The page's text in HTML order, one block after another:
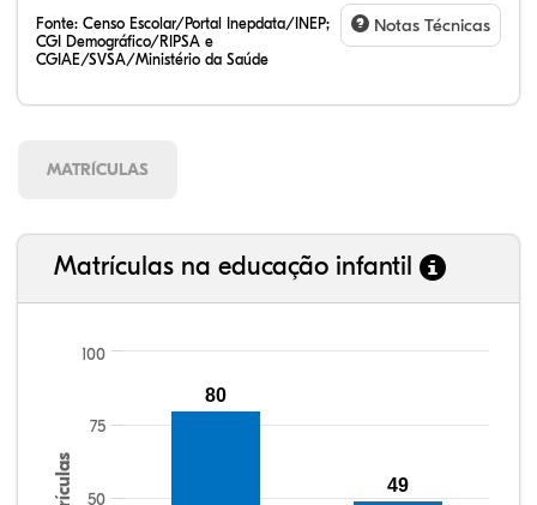
Fonte: Censo Escolar/Portal Inepdata/INEP;
CGI Demográfico/RIPSA e
CGIAE/SVSA/Ministério da Saúde
Notas Técnicas
MATRÍCULAS
Matrículas na educação infantil
50
75
100
80
49
104,22%
103,39%
91,09%
95,21%
84,12%
99,81%
100,00%
88,82%
92,94%
78,33%